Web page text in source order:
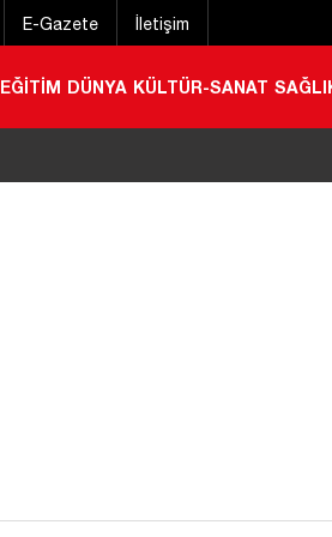
E-Gazete İletişim
EĞİTİM DÜNYA KÜLTÜR-SANAT